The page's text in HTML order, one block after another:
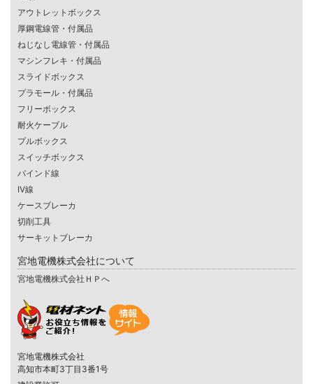
アウトレットボックス
厚鋼電線管・付属品
ねじなし電線管・付属品
マシンフレキ・付属品
スライドボックス
プラモール・付属品
フリーボックス
耐火ケーブル
プルボックス
スイッチボックス
バインド線
IV線
ケースブレーカ
切削工具
サーキットブレーカ
宮地電機株式会社について
宮地電機株式会社ＨＰへ
宮地電機株式会社
高知市本町3丁目3番1号